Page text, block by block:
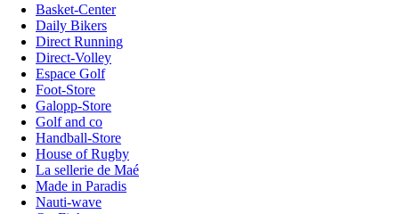
Basket-Center
Daily Bikers
Direct Running
Direct-Volley
Espace Golf
Foot-Store
Galopp-Store
Golf and co
Handball-Store
House of Rugby
La sellerie de Maé
Made in Paradis
Nauti-wave